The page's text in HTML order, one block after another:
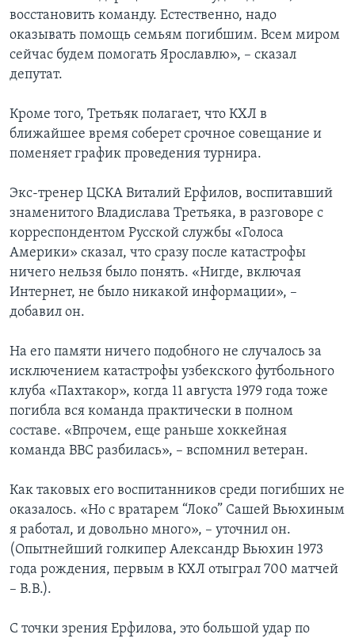
восстановить команду. Естественно, надо
оказывать помощь семьям погибшим. Всем миром
сейчас будем помогать Ярославлю», – сказал
депутат.
Кроме того, Третьяк полагает, что КХЛ в
ближайшее время соберет срочное совещание и
поменяет график проведения турнира.
Экс-тренер ЦСКА Виталий Ерфилов, воспитавший
знаменитого Владислава Третьяка, в разговоре с
корреспондентом Русской службы «Голоса
Америки» сказал, что сразу после катастрофы
ничего нельзя было понять. «Нигде, включая
Интернет, не было никакой информации», –
добавил он.
На его памяти ничего подобного не случалось за
исключением катастрофы узбекского футбольного
клуба «Пахтакор», когда 11 августа 1979 года тоже
погибла вся команда практически в полном
составе. «Впрочем, еще раньше хоккейная
команда ВВС разбилась», – вспомнил ветеран.
Как таковых его воспитанников среди погибших не
оказалось. «Но с вратарем “Локо” Сашей Вьюхиным
я работал, и довольно много», – уточнил он.
(Опытнейший голкипер Александр Вьюхин 1973
года рождения, первым в КХЛ отыграл 700 матчей
– В.В.).
С точки зрения Ерфилова, это большой удар по